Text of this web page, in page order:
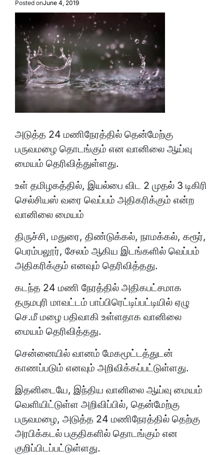
Posted onJune 4, 2019
அடுத்த 24 மணிநேரத்தில் தென்மேற்கு
பருவமழை தொடங்கும் என வானிலை ஆய்வு
மையம் தெரிவித்துள்ளது.
உள் தமிழகத்தில், இயல்பை விட 2 முதல் 3 டிகிரி
செல்சியஸ் வரை வெப்பம் அதிகரிக்கும் என்ற
வானிலை மையம்
திருச்சி, மதுரை, திண்டுக்கல், நாமக்கல், கரூர்,
பெரம்பலூர், சேலம் ஆகிய இடங்களில் வெப்பம்
அதிகரிக்கும் எனவும் தெரிவித்தது.
கடந்த 24 மணி நேரத்தில் அதிகபட்சமாக
தருமபுரி மாவட்டம் பாப்பிரெட்டிப்பட்டியில் ஏழு
செ.மீ மழை பதிவாகி உள்ளதாக வானிலை
மையம் தெரிவித்தது.
சென்னையில் வானம் மேகமூட்டத்துடன்
காணப்படும் எனவும் அறிவிக்கப்பட்டுள்ளது.
இதனிடையே, இந்திய வானிலை ஆய்வு மையம்
வெளியிட்டுள்ள அறிவிப்பில், தென்மேற்கு
பருவமழை, அடுத்த 24 மணிநேரத்தில் தெற்கு
அரபிக்கடல் பகுதிகளில் தொடங்கும் என
குறிப்பிடப்பட்டுள்ளது.